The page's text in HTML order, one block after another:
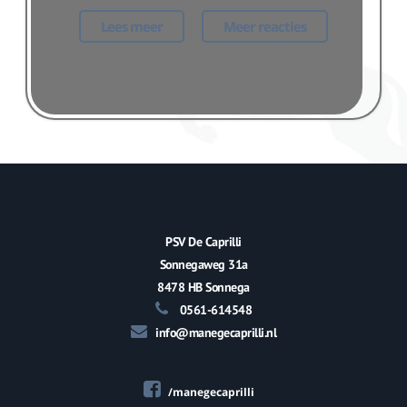
Lees meer Meer reacties
PSV De Caprilli
Sonnegaweg 31a
8478 HB Sonnega
0561-614548
info@manegecaprilli.nl
/manegecaprilli